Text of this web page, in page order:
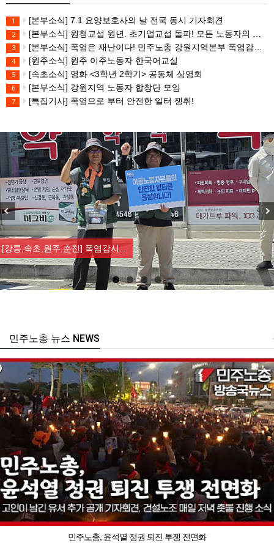
1 [본부소식] 7.1 요양보호사의 날 전국 동시 기자회견
2 [본부소식] 원청교섭 원년. 초기업교섭 돌파! 모든 노동자의 노동기본권 쟁취! 민주노총 7.15 총파업대회
3 [본부소식] 폭염은 재난이다! 민주노총 강원지역본부 폭염감시단 선포 기자회견
4 [원주소식] 원주 이주노동자 한국어교실
5 [속초소식] 영화 <3학년 2학기> 공동체 상영회
6 [본부소식] 강원지역 노동자 합창단 모임
7 [특집기사] 폭염으로 부터 안전한 일터 쟁취!
[강릉,속초,원주,춘천] 폭염감시…
주노총 뉴스 NEWS
민주노총, 윤석열 정권 퇴진 투쟁 전면화